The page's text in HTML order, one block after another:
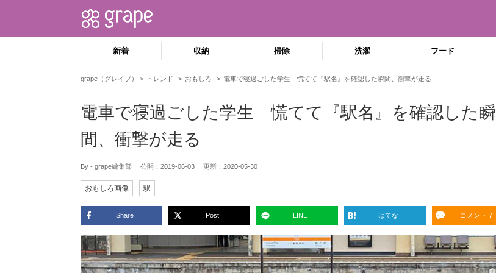
新着 収納 掃除 洗濯 フード
grape（グレイプ） トレンド おもしろ 電車で寝過ごした学生 慌てて『駅名』を確認した瞬間、衝撃が走る
電車で寝過ごした学生 慌てて『駅名』を確認した瞬
間、衝撃が走る
By - grape編集部 公開： 2019-06-03 更新： 2020-05-30
おもしろ画像 駅
Share Post LINE はてな コメント 7